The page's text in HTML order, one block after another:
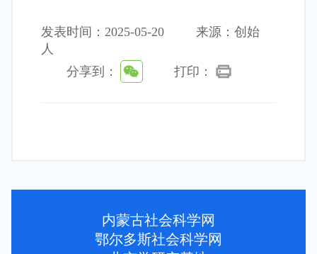
发表时间：2025-05-20
来源：创始
人
分享到：
打印：
内蒙古社会科学网
鄂尔多斯社会科学网